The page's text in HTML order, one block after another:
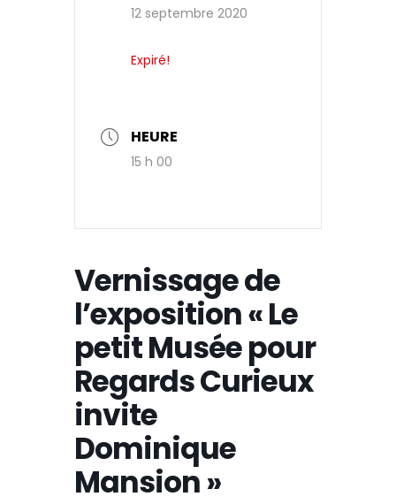
12 septembre 2020
Expiré!
HEURE
15 h 00
Vernissage de
l’exposition « Le
petit Musée pour
Regards Curieux
invite
Dominique
Mansion »